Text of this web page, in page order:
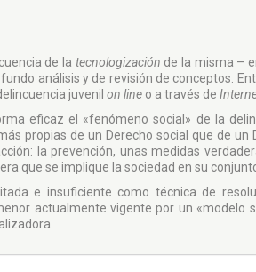
de la tecnologización de la misma –
análisis y de revisión de conceptos.
juvenil on lineo a través de
eficaz el «fenómeno social» de la
propias de un Derecho social que de un
la prevención, unas medidas
que se implique la sociedad en su
e insuficiente como técnica de
actualmente vigente por un «modelo